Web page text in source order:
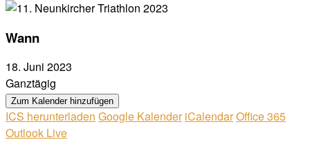
Wann
18. Juni 2023
Ganztägig
Zum Kalender hinzufügen
ICS herunterladen Google Kalender iCalendarOffice 365
Outlook Live